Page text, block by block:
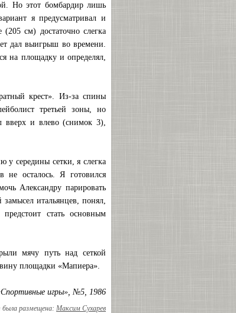
Но этот бомбардир лишь
я предусматривал и
см) достаточно слегка
дал выигрыш во времени.
на площадку и определял,
крест». Из-за спины
третьей зоны, но
вверх и влево (снимок 3),
у середины сетки, я слегка
не осталось. Я готовился
Александру парировать
итальянцев, понял,
стать основным
мячу путь над сеткой
площадки «Мапиера».
игры», №5, 1986
размещена: Максим Сухарев